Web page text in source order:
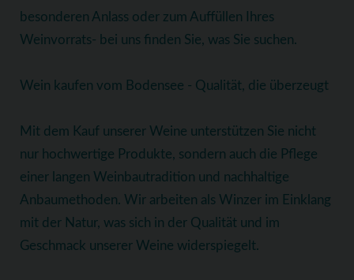
besonderen Anlass oder zum Auffüllen Ihres
Weinvorrats- bei uns finden Sie, was Sie suchen.
Wein kaufen vom Bodensee - Qualität, die überzeugt
Mit dem Kauf unserer Weine unterstützen Sie nicht
nur hochwertige Produkte, sondern auch die Pflege
einer langen Weinbautradition und nachhaltige
Anbaumethoden. Wir arbeiten als Winzer im Einklang
mit der Natur, was sich in der Qualität und im
Geschmack unserer Weine widerspiegelt.